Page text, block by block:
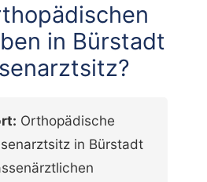
in Bürstadt
Orthopädische
in Bürstadt